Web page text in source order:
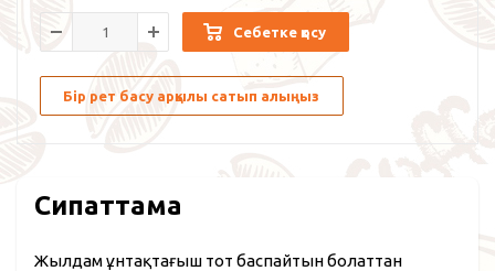
Себетке қосу
Бір рет басу арқылы сатып алыңыз
Сипаттама
Жылдам ұнтақтағыш тот баспайтын болаттан